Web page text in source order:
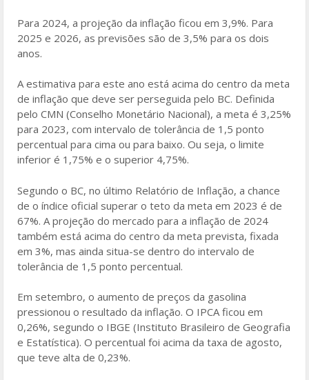
Para 2024, a projeção da inflação ficou em 3,9%. Para
2025 e 2026, as previsões são de 3,5% para os dois
anos.
A estimativa para este ano está acima do centro da meta
de inflação que deve ser perseguida pelo BC. Definida
pelo CMN (Conselho Monetário Nacional), a meta é 3,25%
para 2023, com intervalo de tolerância de 1,5 ponto
percentual para cima ou para baixo. Ou seja, o limite
inferior é 1,75% e o superior 4,75%.
Segundo o BC, no último Relatório de Inflação, a chance
de o índice oficial superar o teto da meta em 2023 é de
67%. A projeção do mercado para a inflação de 2024
também está acima do centro da meta prevista, fixada
em 3%, mas ainda situa-se dentro do intervalo de
tolerância de 1,5 ponto percentual.
Em setembro, o aumento de preços da gasolina
pressionou o resultado da inflação. O IPCA ficou em
0,26%, segundo o IBGE (Instituto Brasileiro de Geografia
e Estatística). O percentual foi acima da taxa de agosto,
que teve alta de 0,23%.